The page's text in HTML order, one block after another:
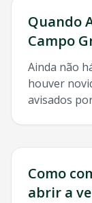
Quando
Campo
Ainda não
houver
avisados
Como
abrir a